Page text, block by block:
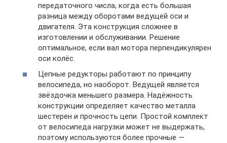
передаточного числа, когда есть большая
разница между оборотами ведущей оси и
двигателя. Эта конструкция сложнее в
изготовлении и обслуживании. Решение
оптимальное, если вал мотора перпендикулярен
оси колёс.
Цепные редукторы работают по принципу
велосипеда, но наоборот. Ведущей является
звёздочка меньшего размера. Надёжность
конструкции определяет качество металла
шестерен и прочность цепи. Простой комплект
от велосипеда нагрузки может не выдержать,
поэтому используются более прочные —